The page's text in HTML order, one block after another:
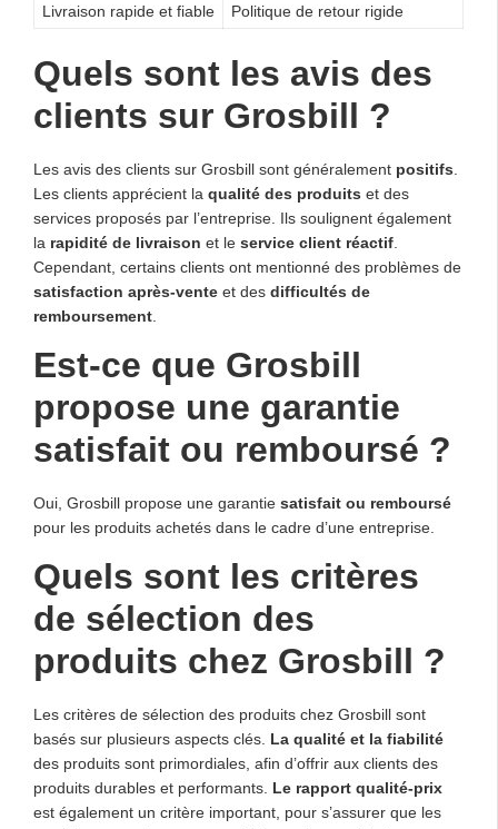
Livraison rapide et fiable
Politique de retour rigide
Quels sont les avis des
clients sur Grosbill ?
Les avis des clients sur Grosbill sont généralement positifs
Les clients apprécient la qualité des produits et des
services proposés par l’entreprise. Ils soulignent également
la rapidité de livraison et le service client réactif
Cependant, certains clients ont mentionné des problèmes de
satisfaction après-vente et des difficultés de
remboursement
Est-ce que Grosbill
propose une garantie
satisfait ou remboursé ?
Oui, Grosbill propose une garantie satisfait ou remboursé
pour les produits achetés dans le cadre d’une entreprise.
Quels sont les critères
de sélection des
produits chez Grosbill ?
Les critères de sélection des produits chez Grosbill sont
basés sur plusieurs aspects clés. La qualité et la fiabilité
des produits sont primordiales, afin d’offrir aux clients des
produits durables et performants. Le rapport qualité-prix
est également un critère important, pour s’assurer que les